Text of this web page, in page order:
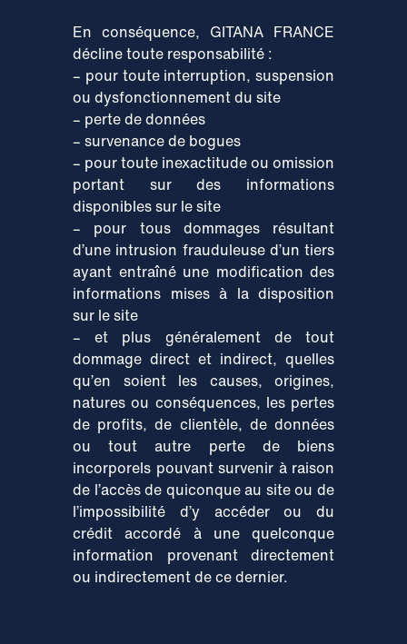
En conséquence, GITANA FRANCE
décline toute responsabilité :
– pour toute interruption, suspension
ou dysfonctionnement du site
– perte de données
– survenance de bogues
– pour toute inexactitude ou omission
portant sur des informations
disponibles sur le site
– pour tous dommages résultant
d’une intrusion frauduleuse d’un tiers
ayant entraîné une modification des
informations mises à la disposition
sur le site
– et plus généralement de tout
dommage direct et indirect, quelles
qu’en soient les causes, origines,
natures ou conséquences, les pertes
de profits, de clientèle, de données
ou tout autre perte de biens
incorporels pouvant survenir à raison
de l’accès de quiconque au site ou de
l’impossibilité d’y accéder ou du
crédit accordé à une quelconque
information provenant directement
ou indirectement de ce dernier.